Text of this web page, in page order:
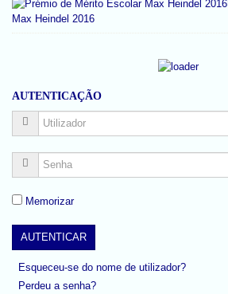
Max Heindel 2016
AUTENTICAÇÃO
Memorizar
Esqueceu-se do nome de utilizador?
Perdeu a senha?